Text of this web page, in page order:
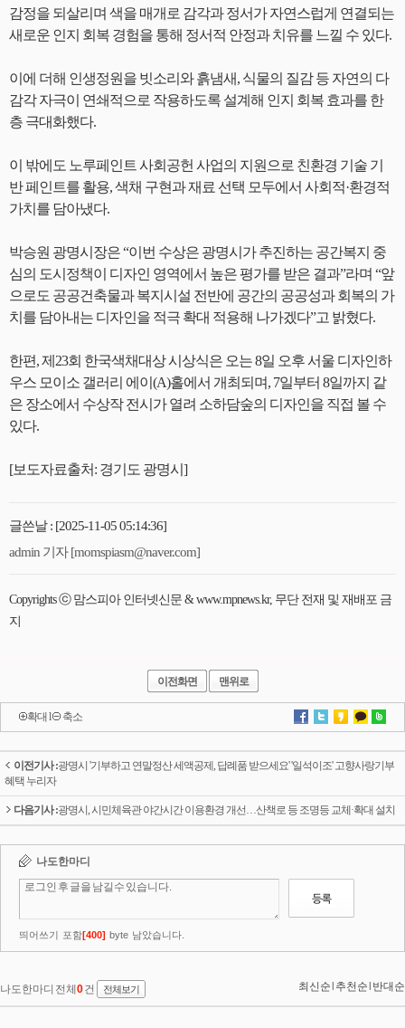
감정을 되살리며 색을 매개로 감각과 정서가 자연스럽게 연결되는
새로운 인지 회복 경험을 통해 정서적 안정과 치유를 느낄 수 있다.
이에 더해 인생정원을 빗소리와 흙냄새, 식물의 질감 등 자연의 다
감각 자극이 연쇄적으로 작용하도록 설계해 인지 회복 효과를 한
층 극대화했다.
이 밖에도 노루페인트 사회공헌 사업의 지원으로 친환경 기술 기
반 페인트를 활용, 색채 구현과 재료 선택 모두에서 사회적·환경적
가치를 담아냈다.
박승원 광명시장은 “이번 수상은 광명시가 추진하는 공간복지 중
심의 도시정책이 디자인 영역에서 높은 평가를 받은 결과”라며 “앞
으로도 공공건축물과 복지시설 전반에 공간의 공공성과 회복의 가
치를 담아내는 디자인을 적극 확대 적용해 나가겠다”고 밝혔다.
한편, 제23회 한국색채대상 시상식은 오는 8일 오후 서울 디자인하
우스 모이소 갤러리 에이(A)홀에서 개최되며, 7일부터 8일까지 같
은 장소에서 수상작 전시가 열려 소하담숲의 디자인을 직접 볼 수
있다.
[보도자료출처: 경기도 광명시]
글쓴날 : [2025-11-05 05:14:36]
admin 기자 [momspiasm@naver.com]
Copyrights ⓒ 맘스피아 인터넷신문 & www.mpnews.kr, 무단 전재 및 재배포 금
지
이전화면 맨위로
확대l 축소
이전기사 :광명시 '기부하고 연말정산 세액공제, 답례품 받으세요' '일석이조' 고향사랑기부
혜택 누리자
다음기사 :광명시, 시민체육관 야간시간 이용환경 개선…산책로 등 조명등 교체·확대 설치